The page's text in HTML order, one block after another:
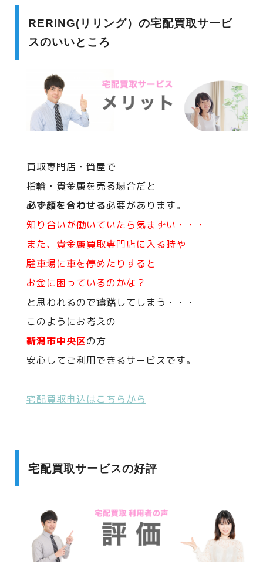
RERING(リリング）の宅配買取サービ
スのいいところ
買取専門店・質屋で
指輪・貴金属を売る場合だと
必ず顔を合わせる必要があります。
知り合いが働いていたら気まずい・・・
また、貴金属買取専門店に入る時や
駐車場に車を停めたりすると
お金に困っているのかな？
と思われるので躊躇してしまう・・・
このようにお考えの
新潟市中央区の方
安心してご利用できるサービスです。
宅配買取申込はこちらから
宅配買取サービスの好評